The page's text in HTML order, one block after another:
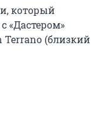
который
«Дастером»
Terrano (близкий